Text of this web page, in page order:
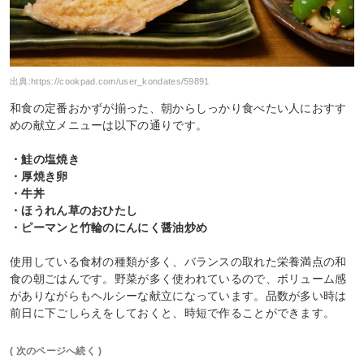
出典: https://cookpad.com/user_kondates/59891
和食の定番おかずが揃った、朝からしっかり食べたい人におすす
めの献立メニューは以下の通りです。
・鮭の塩焼き
・厚焼き卵
・牛丼
・ほうれん草のおひたし
・ピーマンと竹輪のにんにく醤油炒め
使用している食材の種類が多く、バランスの取れた栄養満点の和
食の朝ごはんです。野菜が多く使われているので、ボリューム感
がありながらもヘルシーな献立になっています。品数が多い時は
前日に下ごしらえをしておくと、時短で作ることができます。
( 次のページへ続く )